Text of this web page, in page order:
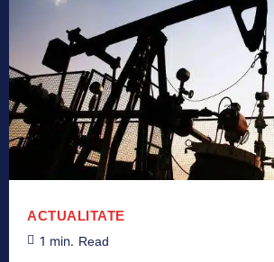
ACTUALITATE
1 min. Read